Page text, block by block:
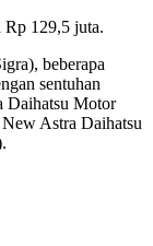
Rp 129,5 juta.
beberapa
sentuhan
Daihatsu Motor
Astra Daihatsu